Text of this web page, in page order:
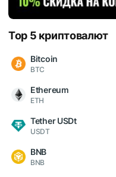
Top 5 криптовалют
Bitcoin
BTC
Ethereum
ETH
Tether USDt
USDT
BNB
BNB